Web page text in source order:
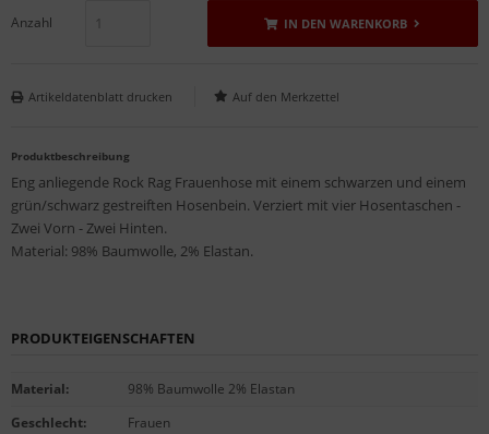
Anzahl IN DEN WARENKORB
Artikeldatenblatt drucken
Produktbeschreibung
Eng anliegende Rock Rag Frauenhose mit einem schwarzen und einem
grün/schwarz gestreiften Hosenbein. Verziert mit vier Hosentaschen -
Zwei Vorn - Zwei Hinten.
Material: 98% Baumwolle, 2% Elastan.
PRODUKTEIGENSCHAFTEN
Material:
98% Baumwolle 2% Elastan
Geschlecht:
Frauen